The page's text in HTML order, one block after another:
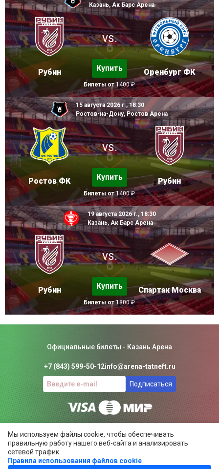
Казань, Ак Барс Арена
Рубин
vs.
Купить
Билеты от1400 ₽
Оренбург ФК
15 августа 2026 г., 18:30
Ростов-на-Дону, Ростов Арена
Ростов ФК
vs.
Купить
Билеты от1400 ₽
Рубин
19 августа 2026 г., 18:30
Казань, Ак Барс Арена
Рубин
vs.
Купить
Билеты от1800 ₽
Спартак Москва
Официальные билеты - Казань Арена
+7 (843) 599-50-12info@arena-tatneft.ru
Подписаться
Казань Арены.
Положение об общих правилах
ARENA-TATNEFT.RU ©
Мы используем файлы cookie, чтобы обеспечивать
правильную работу нашего веб-сайта и анализировать
сетевой трафик.
Правила использования файлов cookie